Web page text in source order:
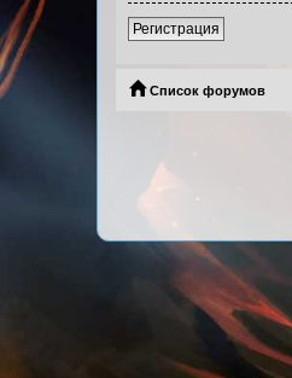
Регистрация
Список форумов